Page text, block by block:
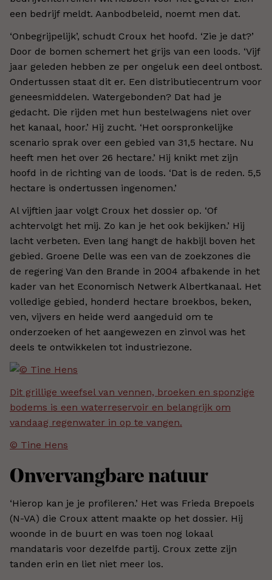
een bedrijf meldt. Aanbodbeleid, noemt men dat.
‘Onbegrijpelijk’, schudt Croux het hoofd. ‘Zie je dat?’
Door de bomen schemert het grijs van een loods. ‘Vijf
jaar geleden hebben ze per ongeluk een deel ontbost.
Ondertussen staat dit er. Een distributiecentrum voor
geneesmiddelen. Watergebonden? Dat had je
gedacht. Die rijden met hun bestelwagens niet over
het kanaal, hoor.’ Hij zucht. ‘Het oorspronkelijke
scenario sprak over een gebied van 31,5 hectare. Nu
heeft men het over 26 hectare.’ Hij knikt met zijn
hoofd in de richting van de loods. ‘Dat is de reden. 5,5
hectare is ondertussen ingenomen.’
Al vijftien jaar volgt Croux het dossier op. ‘Of
achtervolgt het mij. Zo kan je het ook bekijken.’ Hij
lacht verbeten. Even lang hangt de hakbijl boven het
gebied. Groene Delle was een van de zoekzones die
de regering Van den Brande in 2004 afbakende in het
kader van het Economisch Netwerk Albertkanaal. Het
volledige gebied, honderd hectare broekbos, beken,
ven, vijvers en heide werd aangeduid om te
onderzoeken of het aangewezen en zinvol was het
deels te ontwikkelen tot industriezone.
Dit grillige weefsel van vennen, broeken en sponzige
bodems is een waterreservoir en belangrijk om
vandaag regenwater in op te vangen.
© Tine Hens
Onvervangbare natuur
‘Hierop kan je je profileren.’ Het was Frieda Brepoels
(N-VA) die Croux attent maakte op het dossier. Hij
woonde in de buurt en was toen nog lokaal
mandataris voor dezelfde partij. Croux zette zijn
tanden erin en liet niet meer los.